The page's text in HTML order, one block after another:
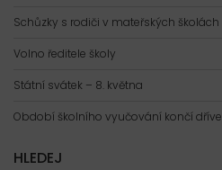
Schůzky s rodiči v mateřských školách
Volno ředitele školy
Státní svátek – 8. května
Období školního vyučování končí dříve
HLEDEJ